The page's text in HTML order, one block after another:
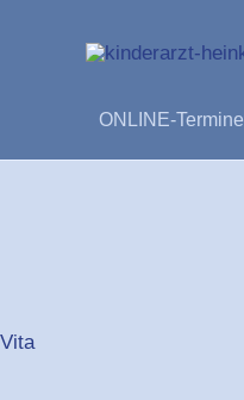
ONLINE-Termine
Vita